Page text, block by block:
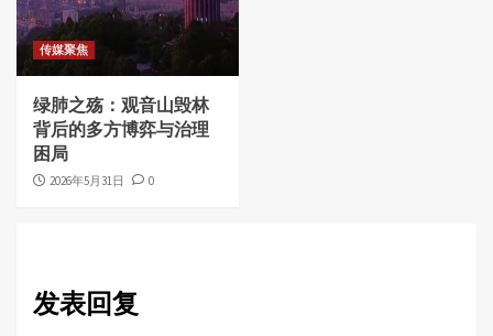
传媒聚焦
绿肺之殇：观音山毁林
背后的多方博弈与治理
困局
2026年5月31日 0
发表回复